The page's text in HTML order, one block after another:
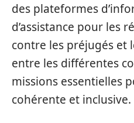
des plateformes
d’assistance pour les
contre les préjugés et
entre les différentes
missions essentielles
cohérente et inclusive.